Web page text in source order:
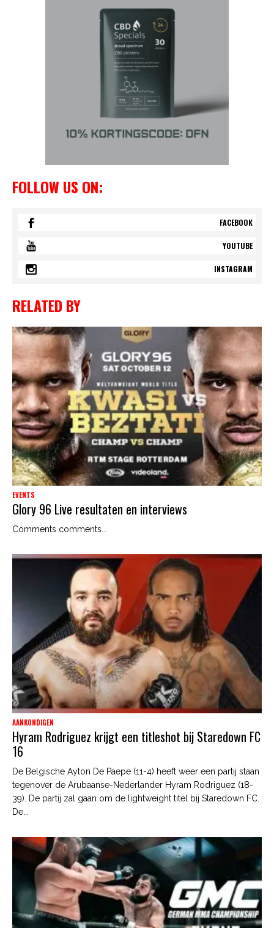
FOLLOW US ON:
FACEBOOK
YOUTUBE
INSTAGRAM
RELATED BY
EVENTS
Glory 96 Live resultaten en interviews
Comments comments...
AANKONDIGEN
Hyram Rodriguez krijgt een titleshot bij Staredown FC
16
De Belgische Ayton De Paepe (11-4) heeft weer een partij staan
tegenover de Arubaanse-Nederlander Hyram Rodriguez (18-
39). De partij zal gaan om de lightweight titel bij Staredown FC.
De...